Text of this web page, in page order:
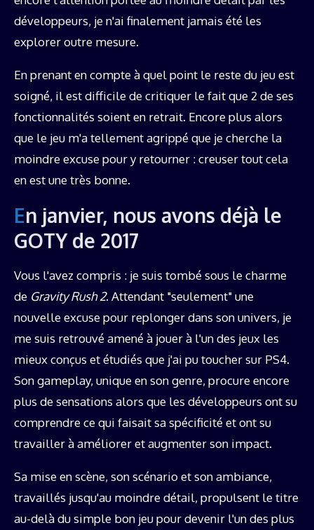
développeurs, je n'ai finalement jamais été les
explorer outre mesure.
En prenant en compte à quel point le reste du jeu est
soigné, il est difficile de critiquer le fait que 2 de ses
fonctionnalités soient en retrait. Encore plus alors
que le jeu m'a tellement agrippé que je cherche la
moindre excuse pour y retourner : creuser tout cela
en est une très bonne.
En janvier, nous avons déjà le
GOTY de 2017
Vous l'avez compris : je suis tombé sous le charme
de Gravity Rush 2. Attendant "seulement" une
nouvelle excuse pour replonger dans son univers, je
me suis retrouvé amené à jouer à l'un des jeux les
mieux conçus et étudiés que j'ai pu toucher sur PS4.
Son gameplay, unique en son genre, procure encore
plus de sensations alors que les développeurs ont su
comprendre ce qui faisait sa spécificité et ont su
travailler à améliorer et augmenter son impact.
Sa mise en scène, son scénario et son ambiance,
travaillés jusqu'au moindre détail, propulsent le titre
au-delà du simple bon jeu pour devenir l'un des plus